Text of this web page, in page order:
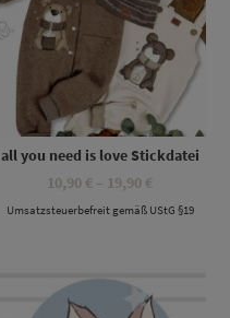
all you need is love Stickdatei
10,90 € – 19,90 €
bis
Umsatzsteuerbefreit gemäß UStG §19